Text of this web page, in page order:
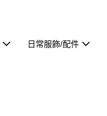
日常服飾/配件